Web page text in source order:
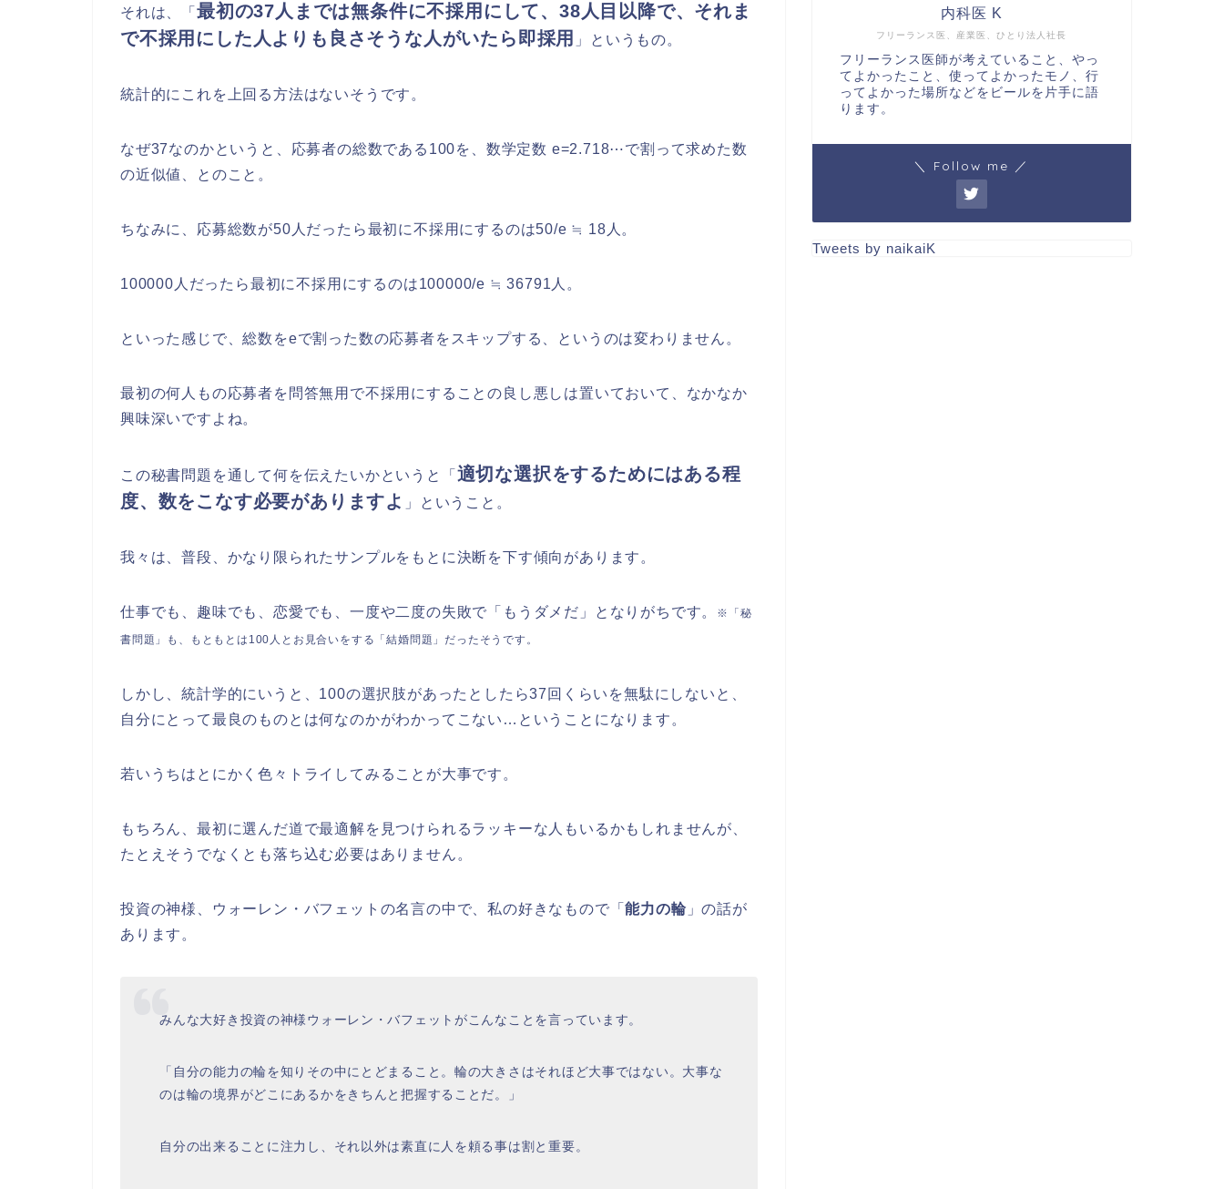
それは、「 最初の37人までは無条件に不採用にして、38人目以降で、それま
で不採用にした人よりも良さそうな人がいたら即採用 」というもの。
統計的にこれを上回る方法はないそうです。
なぜ37なのかというと、応募者の総数である100を、数学定数 e=2.718⋯で割って求めた数
の近似値、とのこと。
ちなみに、応募総数が50人だったら最初に不採用にするのは50/e ≒ 18人。
100000人だったら最初に不採用にするのは100000/e ≒ 36791人。
といった感じで、総数をeで割った数の応募者をスキップする、というのは変わりません。
最初の何人もの応募者を問答無用で不採用にすることの良し悪しは置いておいて、なかなか
興味深いですよね。
この秘書問題を通して何を伝えたいかというと「 適切な選択をするためにはある程
度、数をこなす必要がありますよ 」ということ。
我々は、普段、かなり限られたサンプルをもとに決断を下す傾向があります。
仕事でも、趣味でも、恋愛でも、一度や二度の失敗で「もうダメだ」となりがちです。 ※「秘
書問題」も、もともとは100人とお見合いをする「結婚問題」だったそうです。
しかし、統計学的にいうと、100の選択肢があったとしたら37回くらいを無駄にしないと、
自分にとって最良のものとは何なのかがわかってこない…ということになります。
若いうちはとにかく色々トライしてみることが大事です。
もちろん、最初に選んだ道で最適解を見つけられるラッキーな人もいるかもしれませんが、
たとえそうでなくとも落ち込む必要はありません。
投資の神様、ウォーレン・バフェットの名言の中で、私の好きなもので「能力の輪」の話が
あります。
みんな大好き投資の神様ウォーレン・バフェットがこんなことを言っています。
「自分の能力の輪を知りその中にとどまること。輪の大きさはそれほど大事ではない。大事な
のは輪の境界がどこにあるかをきちんと把握することだ。」
自分の出来ることに注力し、それ以外は素直に人を頼る事は割と重要。
フリーランス医、産業医、ひとり法人社長
内科医 K
フリーランス医師が考えていること、やっ
てよかったこと、使ってよかったモノ、行
ってよかった場所などをビールを片手に語
ります。
＼ Follow me ／
Tweets by naikaiK